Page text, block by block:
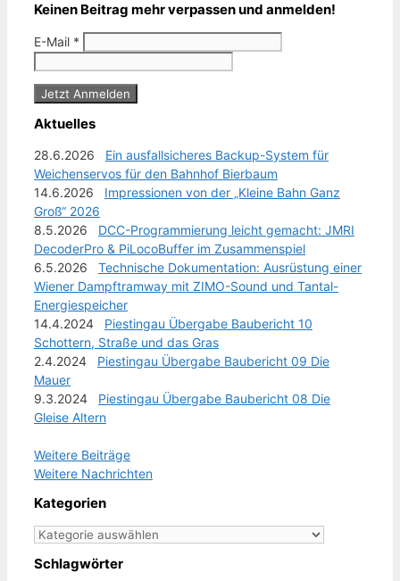
Keinen Beitrag mehr verpassen und anmelden!
E-Mail *
Aktuelles
28.6.2026 Ein ausfallsicheres Backup-System für
Weichenservos für den Bahnhof Bierbaum
14.6.2026 Impressionen von der „Kleine Bahn Ganz
Groß“ 2026
8.5.2026 DCC-Programmierung leicht gemacht: JMRI
DecoderPro & PiLocoBuffer im Zusammenspiel
6.5.2026 Technische Dokumentation: Ausrüstung einer
Wiener Dampftramway mit ZIMO-Sound und Tantal-
Energiespeicher
14.4.2024 Piestingau Übergabe Baubericht 10
Schottern, Straße und das Gras
2.4.2024 Piestingau Übergabe Baubericht 09 Die
Mauer
9.3.2024 Piestingau Übergabe Baubericht 08 Die
Gleise Altern
Weitere Beiträge
Weitere Nachrichten
Kategorien
Kategorien
Schlagwörter